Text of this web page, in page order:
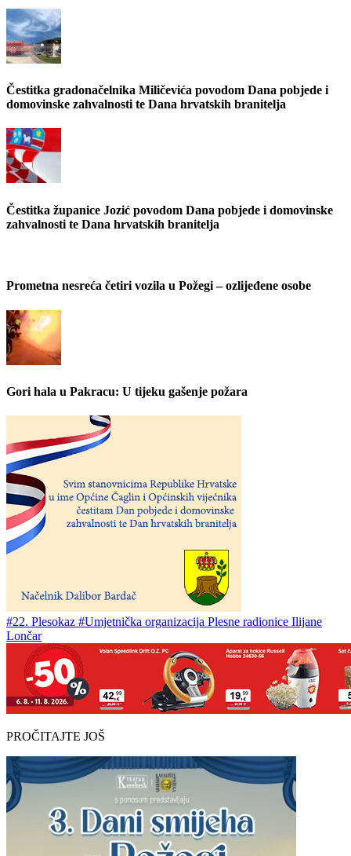
Čestitka gradonačelnika Miličevića povodom Dana pobjede i
domovinske zahvalnosti te Dana hrvatskih branitelja
Čestitka županice Jozić povodom Dana pobjede i domovinske
zahvalnosti te Dana hrvatskih branitelja
Prometna nesreća četiri vozila u Požegi – ozlijeđene osobe
Gori hala u Pakracu: U tijeku gašenje požara
#22. Plesokaz #Umjetnička organizacija Plesne radionice Ilijane
Lončar
PROČITAJTE JOŠ